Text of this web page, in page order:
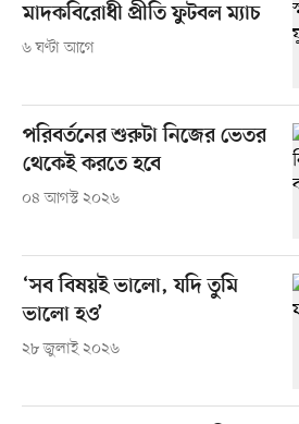
মাদকবিরোধী প্রীতি ফুটবল ম্যাচ
৬ ঘণ্টা আগে
পরিবর্তনের শুরুটা নিজের ভেতর
থেকেই করতে হবে
০৪ আগস্ট ২০২৬
‘সব বিষয়ই ভালো, যদি তুমি
ভালো হও’
২৮ জুলাই ২০২৬